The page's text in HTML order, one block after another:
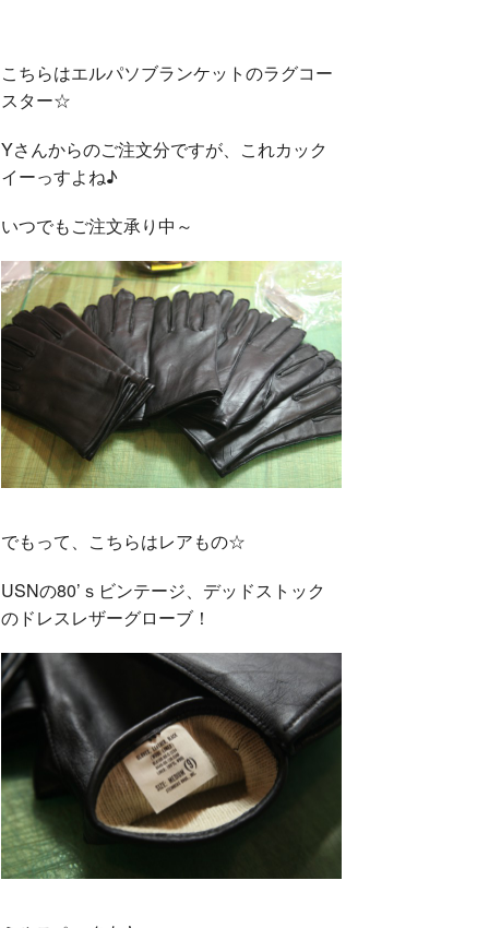
こちらはエルパソブランケットのラグコー
スター☆
Yさんからのご注文分ですが、これカック
イーっすよね♪
いつでもご注文承り中～
でもって、こちらはレアもの☆
USNの80’ｓビンテージ、デッドストック
のドレスレザーグローブ！